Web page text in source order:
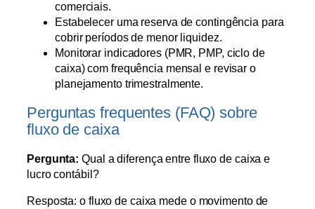
comerciais.
Estabelecer uma reserva de contingência para
cobrir períodos de menor liquidez.
Monitorar indicadores (PMR, PMP, ciclo de
caixa) com frequência mensal e revisar o
planejamento trimestralmente.
Perguntas frequentes (FAQ) sobre
fluxo de caixa
Pergunta: Qual a diferença entre fluxo de caixa e
lucro contábil?
Resposta: o fluxo de caixa mede o movimento de